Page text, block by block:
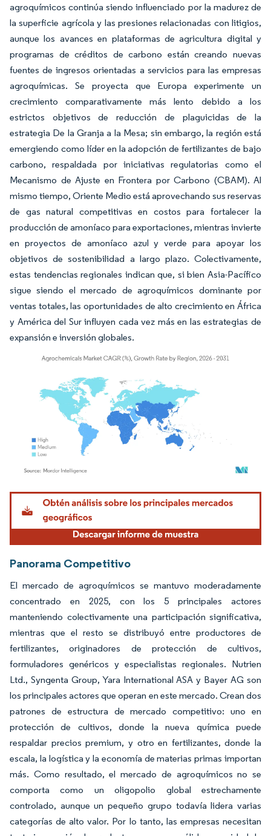
agroquímicos continúa siendo influenciado por la madurez de
la superficie agrícola y las presiones relacionadas con litigios,
aunque los avances en plataformas de agricultura digital y
programas de créditos de carbono están creando nuevas
fuentes de ingresos orientadas a servicios para las empresas
agroquímicas. Se proyecta que Europa experimente un
crecimiento comparativamente más lento debido a los
estrictos objetivos de reducción de plaguicidas de la
estrategia De la Granja a la Mesa; sin embargo, la región está
emergiendo como líder en la adopción de fertilizantes de bajo
carbono, respaldada por iniciativas regulatorias como el
Mecanismo de Ajuste en Frontera por Carbono (CBAM). Al
mismo tiempo, Oriente Medio está aprovechando sus reservas
de gas natural competitivas en costos para fortalecer la
producción de amoníaco para exportaciones, mientras invierte
en proyectos de amoníaco azul y verde para apoyar los
objetivos de sostenibilidad a largo plazo. Colectivamente,
estas tendencias regionales indican que, si bien Asia-Pacífico
sigue siendo el mercado de agroquímicos dominante por
ventas totales, las oportunidades de alto crecimiento en África
y América del Sur influyen cada vez más en las estrategias de
expansión e inversión globales.
Imagen © Mordor Intelligence. El uso requiere atribución según CC BY 4.0.
Panorama Competitivo
El mercado de agroquímicos se mantuvo moderadamente
concentrado en 2025, con los 5 principales actores
manteniendo colectivamente una participación significativa,
mientras que el resto se distribuyó entre productores de
fertilizantes, originadores de protección de cultivos,
formuladores genéricos y especialistas regionales. Nutrien
Ltd., Syngenta Group, Yara International ASA y Bayer AG son
los principales actores que operan en este mercado. Crean dos
patrones de estructura de mercado competitivo: uno en
protección de cultivos, donde la nueva química puede
respaldar precios premium, y otro en fertilizantes, donde la
escala, la logística y la economía de materias primas importan
más. Como resultado, el mercado de agroquímicos no se
comporta como un oligopolio global estrechamente
controlado, aunque un pequeño grupo todavía lidera varias
categorías de alto valor. Por lo tanto, las empresas necesitan